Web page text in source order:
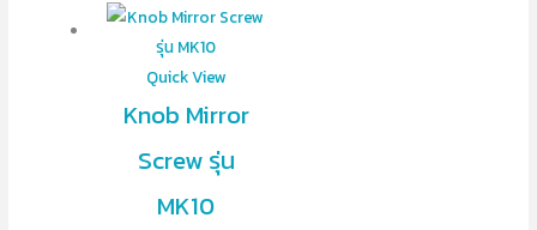
Quick View
Knob Mirror
Screw รุ่น
MK10